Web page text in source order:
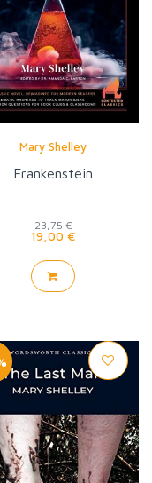
Mary Shelley
Frankenstein
23,75 €
19,00 €